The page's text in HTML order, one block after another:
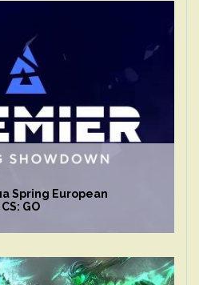
Spring European
GO